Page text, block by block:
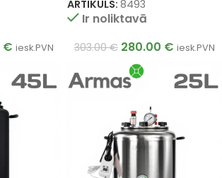
€ iesk.PVN
ARTIKULS: 8493
Ir noliktavā
303.00€ 280.00 € iesk.PVN